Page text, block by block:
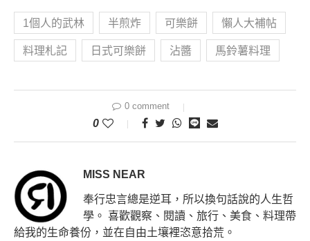
1個人的武林 半煎炸 可樂餅 懶人大補帖
料理札記 日式可樂餅 沾醬 馬鈴薯料理
0 comment
0
MISS NEAR
奉行忠言總是逆耳，所以換句話說的人生哲
學。 喜歡觀察、閱讀、旅行、美食、料理帶
給我的生命養份，並在自由土壤裡恣意拾荒。